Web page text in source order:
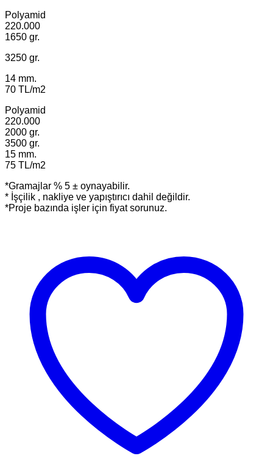
Polyamid
220.000
1650 gr.
3250 gr.
14 mm.
70 TL/m2
Polyamid
220.000
2000 gr.
3500 gr.
15 mm.
75 TL/m2
*Gramajlar % 5 ± oynayabilir.
* İşçilik , nakliye ve yapıştırıcı dahil değildir.
*Proje bazında işler için fiyat sorunuz.